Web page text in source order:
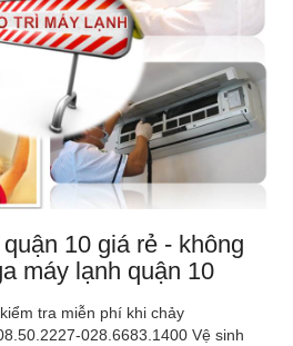
10 giá rẻ - không
máy lạnh quận 10
tra miễn phí khi chảy
028.6683.1400 Vệ sinh